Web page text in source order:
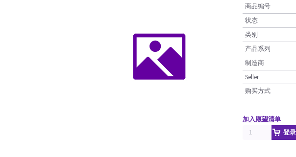
商品编号
状态
类别
产品系列
制造商
Seller
购买方式
加入愿望清单
登